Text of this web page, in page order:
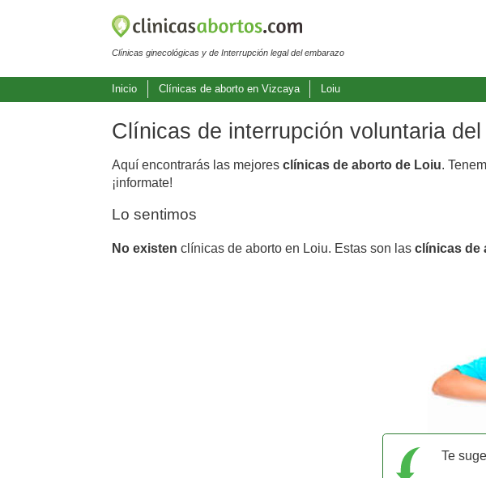
Clínicas ginecológicas y de Interrupción legal del embarazo
Inicio Clínicas de aborto en Vizcaya Loiu
Clínicas de interrupción voluntaria
Aquí encontrarás las mejores clínicas de aborto de Loiu.
¡informate!
Lo sentimos
No existen clínicas de aborto en Loiu. Estas son las clínicas de
Te